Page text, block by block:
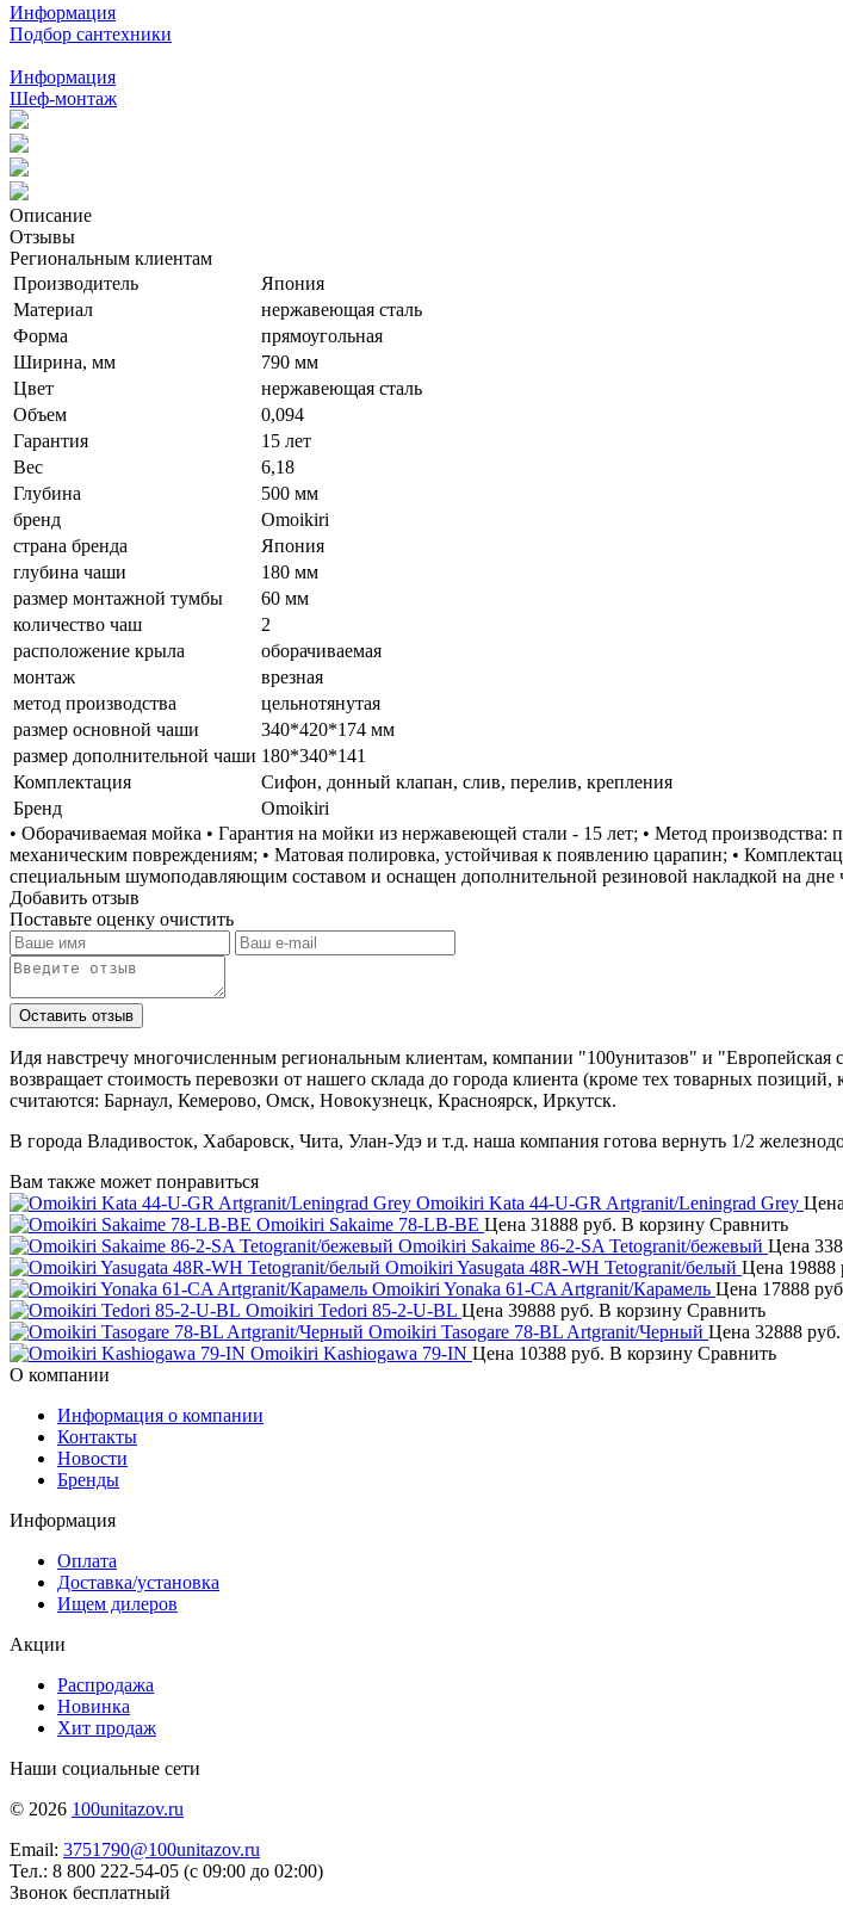
Информация
Подбор сантехники
Информация
Шеф-монтаж
Описание
Отзывы
Региональным клиентам
Производитель
Япония
Материал
нержавеющая сталь
Форма
прямоугольная
Ширина, мм
790 мм
Цвет
нержавеющая сталь
Объем
0,094
Гарантия
15 лет
Вес
6,18
Глубина
500 мм
бренд
Omoikiri
страна бренда
Япония
глубина чаши
180 мм
размер монтажной тумбы
60 мм
количество чаш
2
расположение крыла
оборачиваемая
монтаж
врезная
метод производства
цельнотянутая
размер основной чаши
340*420*174 мм
размер дополнительной чаши 180*340*141
Комплектация
Сифон, донный клапан, слив, перелив, крепления
Бренд
Omoikiri
• Оборачиваемая мойка • Гарантия на мойки из нержавеющей стали - 15 лет; • Метод
механическим повреждениям; • Матовая полировка, устойчивая к появлению царапин; •
специальным шумоподавляющим составом и оснащен дополнительной резиновой накладкой на дне
Добавить отзыв
Поставьте оценку очистить
Идя навстречу многочисленным региональным клиентам, компании "100унитазов" и
возвращает стоимость перевозки от нашего склада до города клиента (кроме тех товарных
считаются: Барнаул, Кемерово, Омск, Новокузнецк, Красноярск, Иркутск.
В города Владивосток, Хабаровск, Чита, Улан-Удэ и т.д. наша компания готова вернуть 1/2
Вам также может понравиться
Omoikiri Kata 44-U-GR Artgranit/Leningrad Grey Цена
Omoikiri Sakaime 78-LB-BE Цена 31888 руб. В корзину Сравнить
Omoikiri Sakaime 86-2-SA Tetogranit/бежевый Цена
Omoikiri Yasugata 48R-WH Tetogranit/белый Цена 19888
Omoikiri Yonaka 61-CA Artgranit/Карамель Цена 17888
Omoikiri Tedori 85-2-U-BL Цена 39888 руб. В корзину Сравнить
Omoikiri Tasogare 78-BL Artgranit/Черный Цена 32888 руб.
Omoikiri Kashiogawa 79-IN Цена 10388 руб. В корзину Сравнить
О компании
Информация о компании
Контакты
Новости
Бренды
Информация
Оплата
Доставка/установка
Ищем дилеров
Акции
Распродажа
Новинка
Хит продаж
Наши социальные сети
© 2026 100unitazov.ru
Email: 3751790@100unitazov.ru
Тел.: 8 800 222-54-05 (с 09:00 до 02:00)
Звонок бесплатный